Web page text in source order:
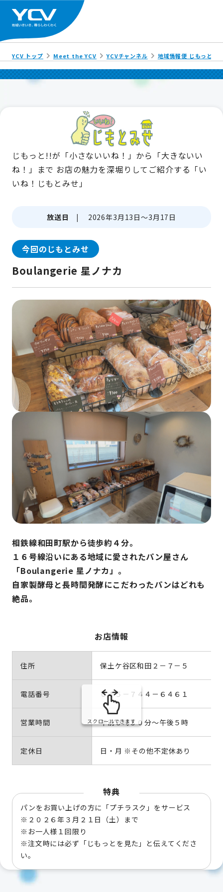
YCV トップ Meet the YCV YCVチャンネル 地域情報便 じもっと!!
じもっと!!が「小さないいね！」から「大きないい
ね！」まで お店の魅力を深堀りしてご紹介する「い
いね！じもとみせ」
放送日 | 2026年3月13日～3月17日
今回のじもとみせ
Boulangerie 星ノナカ
相鉄線和田町駅から徒歩約４分。
１６号線沿いにある地域に愛されたパン屋さん
「Boulangerie 星ノナカ」。
自家製酵母と長時間発酵にこだわったパンはどれも
絶品。
お店情報
住所 保土ケ谷区和田２－７－５
電話番号 ０４５－７４４－６４６１
営業時間 午前８時３０分～午後５時
定休日 日・月 ※その他不定休あり
スクロールできます
特典
パンをお買い上げの方に「プチラスク」をサービス
※２０２６年３月２１日（土）まで
※お一人様１回限り
※注文時には必ず「じもっとを見た」と伝えてくださ
い。